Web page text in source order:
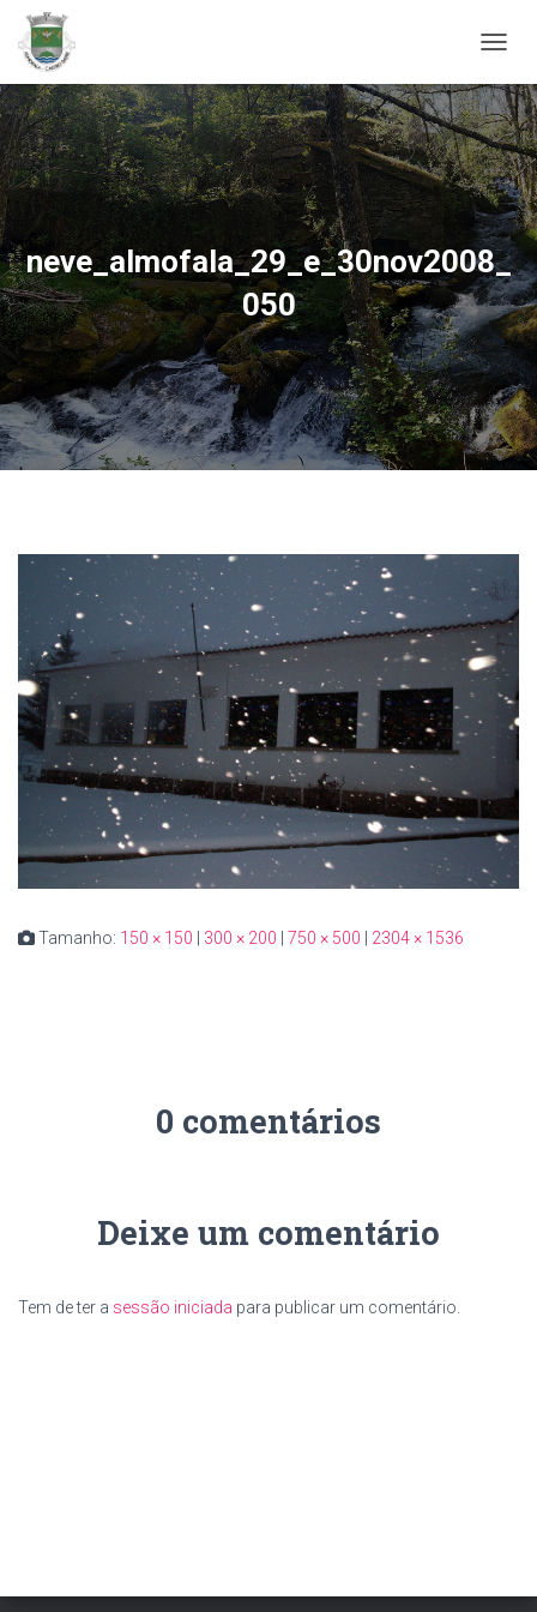
neve_almofala_29_e_30nov2008_
050
Tamanho: 150 × 150 300 × 200 750 × 500 2304 × 1536
0 comentários
Deixe um comentário
Tem de ter a sessão iniciada para publicar um comentário.